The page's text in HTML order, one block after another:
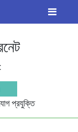
প্রযুক্তি